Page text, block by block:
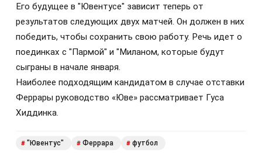
Его будущее в "Ювентусе" зависит теперь от
результатов следующих двух матчей. Он должен в них
победить, чтобы сохранить свою работу. Речь идет о
поединках с "Пармой" и "Миланом, которые будут
сыграны в начале января.
Наиболее подходящим кандидатом в случае отставки
Феррары руководство «Юве» рассматривает Гуса
Хиддинка.
# "Ювентус" # Феррара # футбол